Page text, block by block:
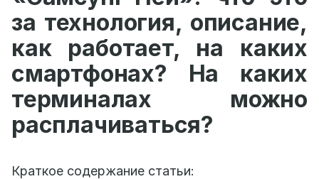
за технология, описание,
как работает, на каких
смартфонах? На каких
терминалах можно
расплачиваться?
Краткое содержание статьи: